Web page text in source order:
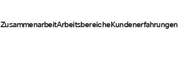
ZusammenarbeitArbeitsbereicheKundenerfahrungen